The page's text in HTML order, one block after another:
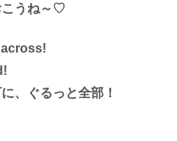
こうね～♡
、ぐるっと全部！